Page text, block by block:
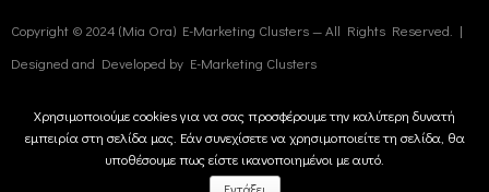
Copyright © 2024 (Mia Ora) E-Marketing Clusters — All Rights Reserved. |
Designed and Developed by E-Marketing Clusters
Χρησιμοποιούμε cookies για να σας προσφέρουμε την καλύτερη δυνατή
εμπειρία στη σελίδα μας. Εάν συνεχίσετε να χρησιμοποιείτε τη σελίδα, θα
υποθέσουμε πως είστε ικανοποιημένοι με αυτό.